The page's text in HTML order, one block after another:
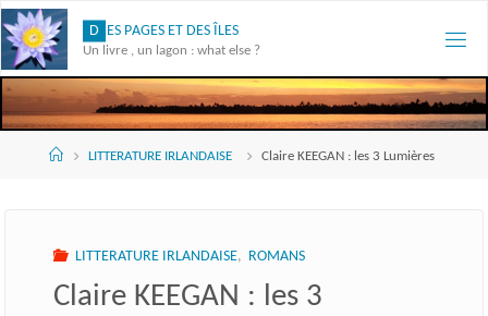
Skip
to
content
D ES PAGES ET DES ÎLES
Un livre , un lagon : what else ?
AccueilLITTERATURE IRLANDAISE Claire KEEGAN : les 3 Lumières
LITTERATURE IRLANDAISE, ROMANS
Claire KEEGAN : les 3